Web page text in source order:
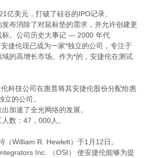
亿美元，打破了硅谷的IPO记录。
布消除了对鼠标垫的需求，并允许创建更
标。公司历史大事记 — 2000 年代
捷伦现已成为一家*独立的公司，专注于
的高增长市场。作为*的，安捷伦在测试
科技公司在惠普将其安捷伦股份分配给惠
立的公司。
加速了全光网络的发展。
数：47，000人。
（William R. Hewlett）于1月12日。
Inc. （OSI） 使安捷伦能够为提